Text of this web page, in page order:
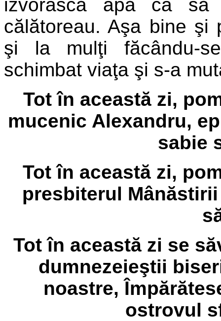
izvorască apă ca să
călătoreau. Aşa bine şi
şi la mulţi făcându-
schimbat viaţa şi s-a
Tot în această zi,
mucenic Alexandru,
sabie
Tot în această zi,
presbiterul
Tot în această zi se
dumnezeieştii
noastre,
ostrovul